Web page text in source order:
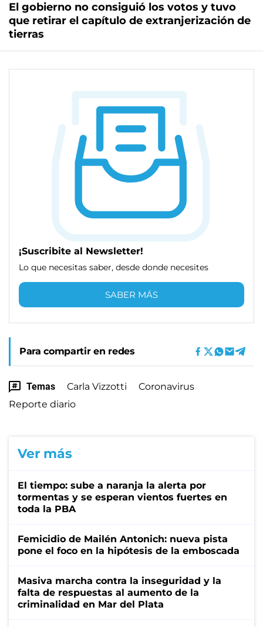
El gobierno no consiguió los votos y tuvo
que retirar el capítulo de extranjerización de
tierras
¡Suscribite al Newsletter!
Lo que necesitas saber, desde donde necesites
SABER MÁS
Para compartir en redes
Temas Carla Vizzotti
Coronavirus
Reporte diario
Ver más
El tiempo: sube a naranja la alerta por
tormentas y se esperan vientos fuertes en
toda la PBA
Femicidio de Mailén Antonich: nueva pista
pone el foco en la hipótesis de la emboscada
Masiva marcha contra la inseguridad y la
falta de respuestas al aumento de la
criminalidad en Mar del Plata